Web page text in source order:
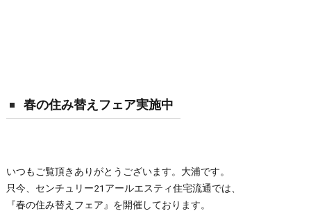
春の住み替えフェア実施中
いつもご覧頂きありがとうございます。大浦です。
只今、センチュリー21アールエスティ住宅流通では、
『春の住み替えフェア』を開催しております。